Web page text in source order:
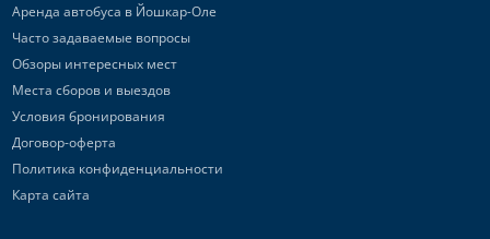
Аренда автобуса в Йошкар-Оле
Часто задаваемые вопросы
Обзоры интересных мест
Места сборов и выездов
Условия бронирования
Договор-оферта
Политика конфиденциальности
Карта сайта